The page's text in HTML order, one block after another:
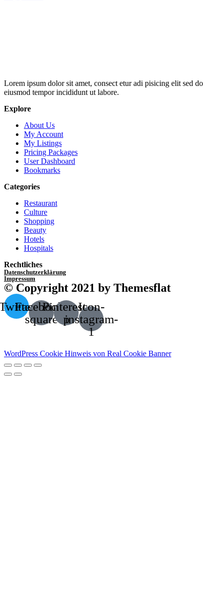
Lorem ipsum dolor sit amet, consect etur adi pisicing elit sed do
eiusmod tempor incididunt ut labore.
Explore
About Us
My Account
My Listings
Pricing Packages
User Dashboard
Bookmarks
Categories
Restaurant
Culture
Shopping
Beauty
Hotels
Hospitals
Rechtliches
Datenschutzerklärung
Impressum
© Copyright 2021 by Themesflat
Facebook-
square
Pinterest-
p
Icon-
instagram-
1
WordPress Cookie Hinweis von Real Cookie Banner